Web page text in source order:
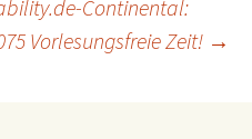
Continental:
Vorlesungsfreie Zeit! →